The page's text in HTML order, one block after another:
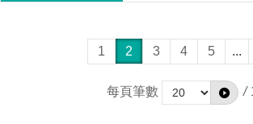
1 2 3 4 5 ...
每頁筆數 /